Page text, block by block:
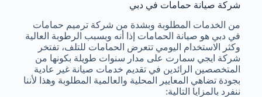
شركة صيانة حمامات في دبي
من الخدمات المطلوبة وبشدة من شركة ترميم حمامات
في دبي هو صيانة الحمامات إذا أنه وبسبب الرطوبة العالية
وكثر الاستخدام اليومي تتعرض الحمامات للتلف، تفتخر
شركة ايجي سمارت على مدار سنوات طويلة بكونها من
المتخصصين الرائدين في تقديم خدمات صيانة غير عادية
بجودة تضاهي المعايير المحلية والعالمية المطلوبة وهذا لأننا
ننفرد بالمزايا التالية: